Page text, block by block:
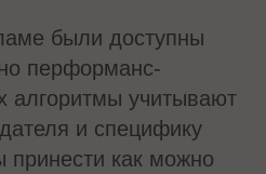
были доступны
перформанс-
алгоритмы учитывают
и специфику
принести как можно